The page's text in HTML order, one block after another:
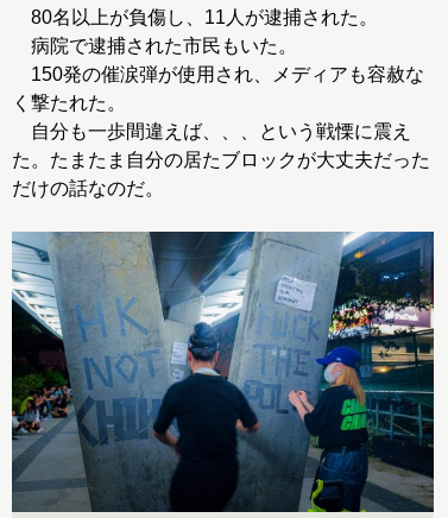
80名以上が負傷し、11人が逮捕された。
病院で逮捕された市民もいた。
150発の催涙弾が使用され、メディアも容赦な
く撃たれた。
自分も一歩間違えば、、、という戦慄に震え
た。たまたま自分の居たブロックが大丈夫だった
だけの話なのだ。